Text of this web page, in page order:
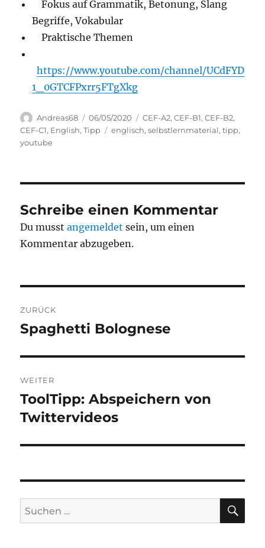
Fokus auf Grammatik, Betonung, Slang
Begriffe, Vokabular
Praktische Themen
https://www.youtube.com/channel/UCdFYD
1_0GTCFPxrr5FTgXkg
Autor
Andreas68
Veröffentlicht
am
06/05/2020 Kategorien
CEF-A2,CEF-B1,CEF-B2,
CEF-C1, English,Tipp Schlagwörter
englisch,selbstlernmaterial,tipp,
youtube
Schreibe einen Kommentar
Du musstangemeldet sein, um einen
Kommentar abzugeben.
ZURÜCK
Vorheriger
Spaghetti Bolognese
WEITER
Nächster
Beitrag:
ToolTipp: Abspeichern von
Twittervideos
Suche
nach: